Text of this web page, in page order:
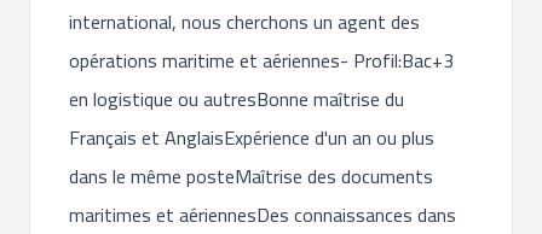
international, nous cherchons un agent des
opérations maritime et aériennes- Profil:Bac+3
en logistique ou autresBonne maîtrise du
Français et AnglaisExpérience d'un an ou plus
dans le même posteMaîtrise des documents
maritimes et aériennesDes connaissances dans